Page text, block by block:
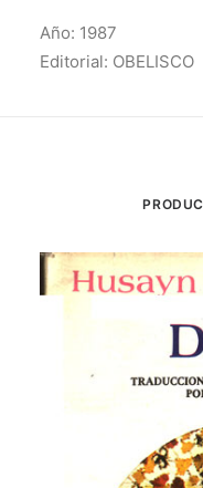
Año: 1987
Editorial: OBELISCO